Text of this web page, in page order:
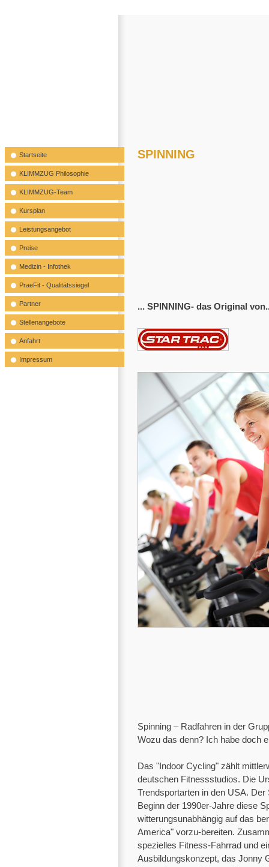
Startseite
KLIMMZUG Philosophie
KLIMMZUG-Team
Kursplan
Leistungsangebot
Preise
Medizin - Infothek
PraeFit - Qualitätssiegel
Partner
Stellenangebote
Anfahrt
Impressum
SPINNING
... SPINNING- das Original
Spinning – Radfahren in der
Wozu das denn? Ich habe doch
Das "Indoor Cycling" zählt
deutschen Fitnessstudios. Die
Trendsportarten in den USA.
Beginn der 1990er-Jahre diese
witterungsunabhängig auf das
America" vorzu-bereiten.
spezielles Fitness-Fahrrad und
Ausbildungskonzept, das Jonny